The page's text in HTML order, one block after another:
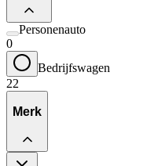
Personenauto
0
Bedrijfswagen
22
Merk